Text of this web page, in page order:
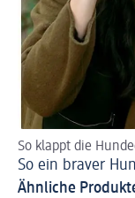
So klappt die
So ein braver
Ähnliche